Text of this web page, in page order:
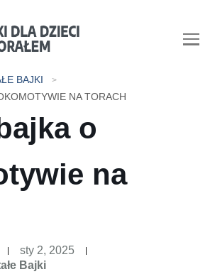
z morałem |
na dobranoc
BAJKI
NA TORACH
o
na
sty 2, 2025
Bajki